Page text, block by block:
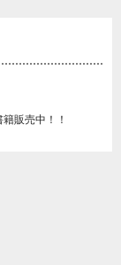
販売中！！